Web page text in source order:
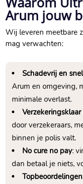
Arum jouw
Wij leveren meetbare
mag verwachten:
Schadevrij en snel
Arum en omgeving,
minimale overlast.​
door verzekeraars,
binnen je polis valt.​
No cure no pay:
dan betaal je niets,
Topbeoordelingen